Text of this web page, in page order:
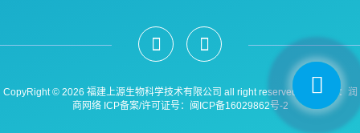
CopyRight © 2026 福建上源生物科学技术有限公司 all right reserved 技术支持： 润
商网络ICP备案/许可证号：闽ICP备16029862号-2